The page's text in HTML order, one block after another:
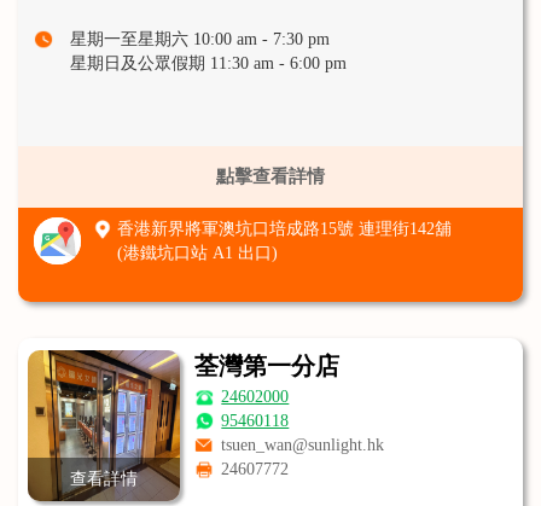
星期一至星期六 10:00 am - 7:30 pm
星期日及公眾假期 11:30 am - 6:00 pm
點擊查看詳情
香港新界將軍澳坑口培成路15號 連理街142舖
(港鐵坑口站 A1 出口)
查看詳情
荃灣第一分店
24602000
95460118
tsuen_wan@sunlight.hk
24607772